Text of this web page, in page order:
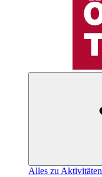
Alles zu Aktivitäten